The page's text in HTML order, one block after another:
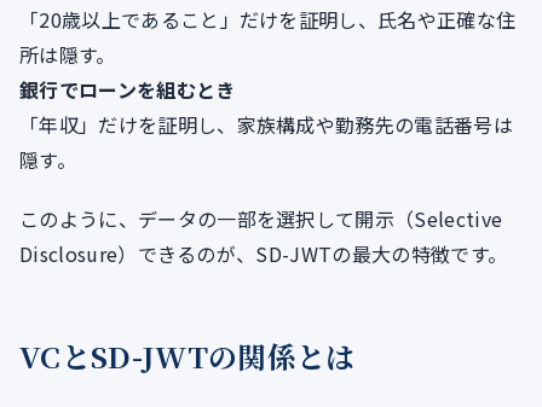
「20歳以上であること」だけを証明し、氏名や正確な住
所は隠す。
銀行でローンを組むとき
「年収」だけを証明し、家族構成や勤務先の電話番号は
隠す。
このように、データの一部を選択して開示（Selective
Disclosure）できるのが、SD-JWTの最大の特徴です。
VCとSD-JWTの関係とは